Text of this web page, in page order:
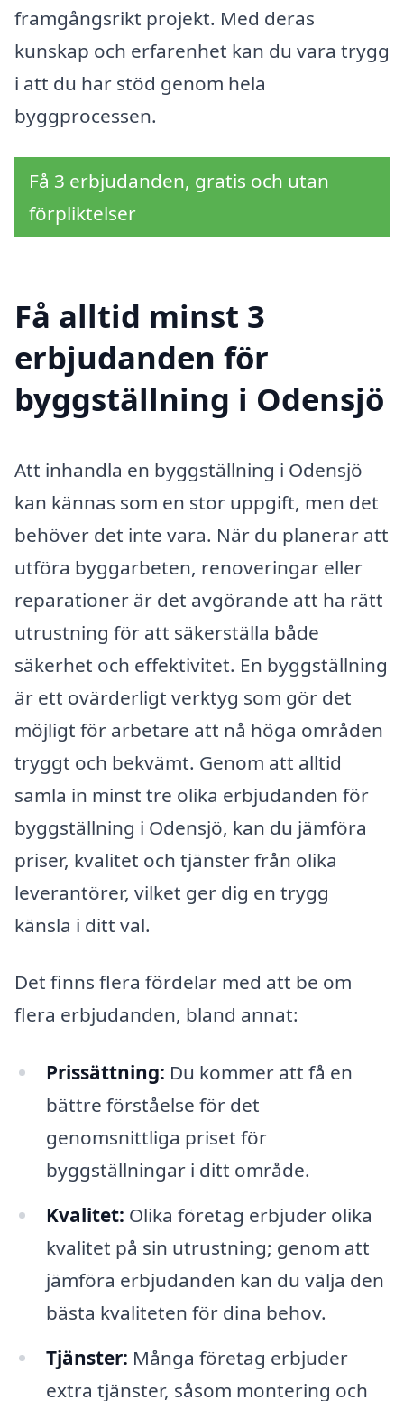
framgångsrikt projekt. Med deras
kunskap och erfarenhet kan du vara trygg
i att du har stöd genom hela
byggprocessen.
Få 3 erbjudanden, gratis och utan
förpliktelser
Få alltid minst 3
erbjudanden för
byggställning i Odensjö
Att inhandla en byggställning i Odensjö
kan kännas som en stor uppgift, men det
behöver det inte vara. När du planerar att
utföra byggarbeten, renoveringar eller
reparationer är det avgörande att ha rätt
utrustning för att säkerställa både
säkerhet och effektivitet. En byggställning
är ett ovärderligt verktyg som gör det
möjligt för arbetare att nå höga områden
tryggt och bekvämt. Genom att alltid
samla in minst tre olika erbjudanden för
byggställning i Odensjö, kan du jämföra
priser, kvalitet och tjänster från olika
leverantörer, vilket ger dig en trygg
känsla i ditt val.
Det finns flera fördelar med att be om
flera erbjudanden, bland annat:
Prissättning: Du kommer att få en
bättre förståelse för det
genomsnittliga priset för
byggställningar i ditt område.
Kvalitet: Olika företag erbjuder olika
kvalitet på sin utrustning; genom att
jämföra erbjudanden kan du välja den
bästa kvaliteten för dina behov.
Tjänster: Många företag erbjuder
extra tjänster, såsom montering och